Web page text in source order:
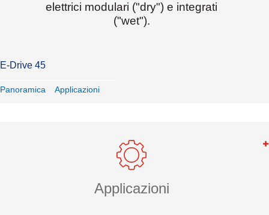
elettrici modulari ("dry") e integrati
("wet").
E-Drive 45
Panoramica Applicazioni
Applicazioni